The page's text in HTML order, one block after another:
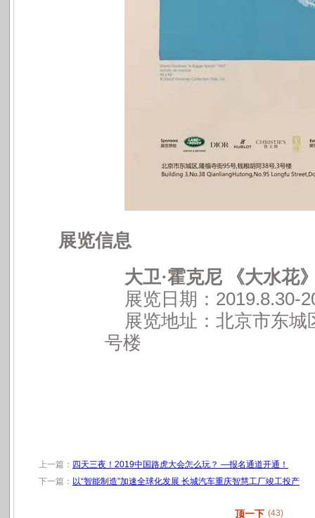
展览信息
大卫·霍克尼
《大水花
展览日期： 2019.8.30-
展览地址：北京市东城
号楼
上一篇： 四天三夜！2019中国路虎大会怎么玩？ —报名通道开通！
下一篇： 以“智能制造”加速全球化发展 长城汽车重庆智慧工厂竣工投产
顶一下 (43)